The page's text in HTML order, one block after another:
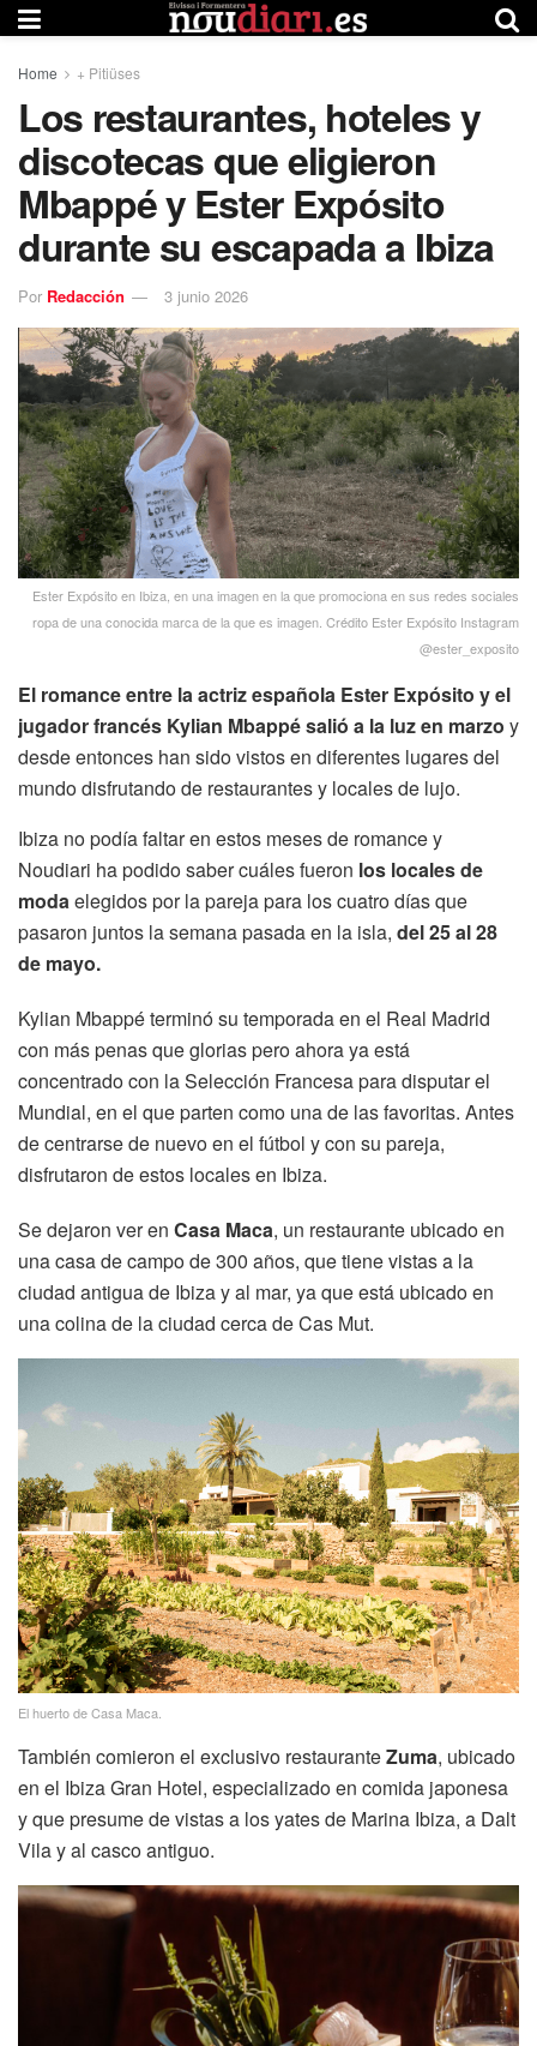
Home + Pitiüses
Los restaurantes, hoteles y
discotecas que eligieron
Mbappé y Ester Expósito
durante su escapada a Ibiza
Por Redacción 3 junio 2026
Ester Expósito en Ibiza, en una imagen en la que promociona en sus redes sociales
ropa de una conocida marca de la que es imagen. Crédito Ester Expósito Instagram
@ester_exposito
El romance entre la actriz española Ester Expósito y el
jugador francés Kylian Mbappé salió a la luz en marzo y
desde entonces han sido vistos en diferentes lugares del
mundo disfrutando de restaurantes y locales de lujo.
Ibiza no podía faltar en estos meses de romance y
Noudiari ha podido saber cuáles fueron los locales de
modaelegidos por la pareja para los cuatro días que
pasaron juntos la semana pasada en la isla, del 25 al 28
de mayo.
Kylian Mbappé terminó su temporada en el Real Madrid
con más penas que glorias pero ahora ya está
concentrado con la Selección Francesa para disputar el
Mundial, en el que parten como una de las favoritas. Antes
de centrarse de nuevo en el fútbol y con su pareja,
disfrutaron de estos locales en Ibiza.
Se dejaron ver en Casa Maca, un restaurante ubicado en
una casa de campo de 300 años, que tiene vistas a la
ciudad antigua de Ibiza y al mar, ya que está ubicado en
una colina de la ciudad cerca de Cas Mut.
El huerto de Casa Maca.
También comieron el exclusivo restauranteZuma, ubicado
en el Ibiza Gran Hotel, especializado en comida japonesa
y que presume de vistas a los yates de Marina Ibiza, a Dalt
Vila y al casco antiguo.